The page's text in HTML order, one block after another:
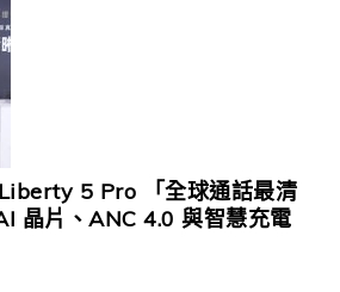
5 Pro 「全球通話最清
晶片、ANC 4.0 與智慧充電